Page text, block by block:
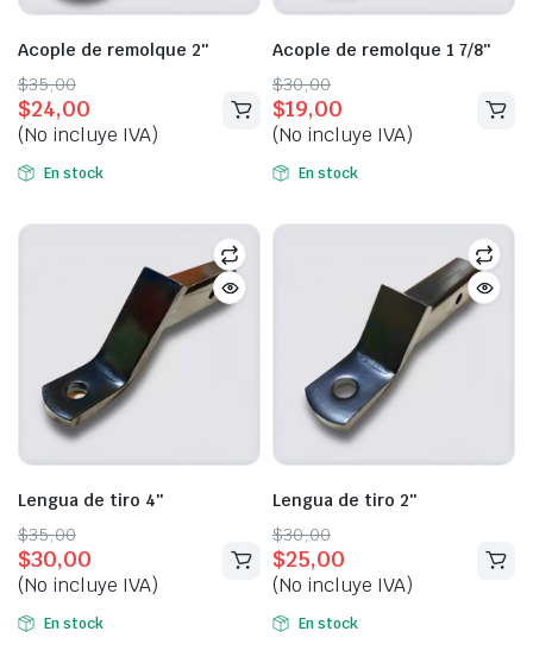
Acople de remolque 2″
$35,00
Original
price
was:
$35,00.
$24,00
Current
price
is:
$24,00.
(No incluye IVA)
En stock
Acople de remolque 1 7/8″
$30,00
Original
price
was:
$30,00.
$19,00
Current
price
is:
$19,00.
(No incluye IVA)
En stock
Lengua de tiro 4″
$35,00
Original
price
was:
$35,00.
$30,00
Current
price
is:
$30,00.
(No incluye IVA)
En stock
Lengua de tiro 2″
$30,00
Original
price
was:
$30,00.
$25,00
Current
price
is:
$25,00.
(No incluye IVA)
En stock